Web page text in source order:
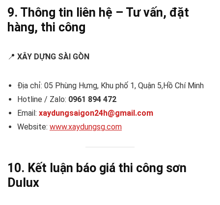
9. Thông tin liên hệ – Tư vấn, đặt
hàng, thi công
📍 XÂY DỰNG SÀI GÒN
Địa chỉ: 05 Phùng Hưng, Khu phố 1, Quận 5,Hồ Chí Minh
Hotline / Zalo: 0961 894 472
Email: xaydungsaigon24h@gmail.com
Website: www.xaydungsg.com
10. Kết luận báo giá thi công sơn
Dulux